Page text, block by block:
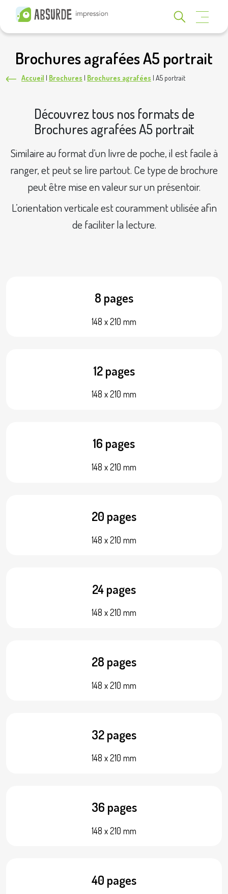
Brochures agrafées A5 portrait
Accueil | Brochures | Brochures agrafées | A5 portrait
Découvrez tous nos formats de
Brochures agrafées A5 portrait
Similaire au format d’un livre de poche, il est facile à
ranger, et peut se lire partout. Ce type de brochure
peut être mise en valeur sur un présentoir.
L’orientation verticale est couramment utilisée afin
de faciliter la lecture.
8 pages
148 x 210 mm
12 pages
148 x 210 mm
16 pages
148 x 210 mm
20 pages
148 x 210 mm
24 pages
148 x 210 mm
28 pages
148 x 210 mm
32 pages
148 x 210 mm
36 pages
148 x 210 mm
40 pages